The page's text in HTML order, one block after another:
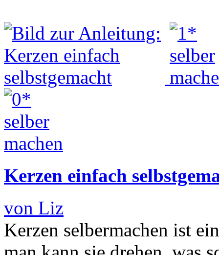
Kerzen einfach
von Liz
Kerzen selbermachen ist